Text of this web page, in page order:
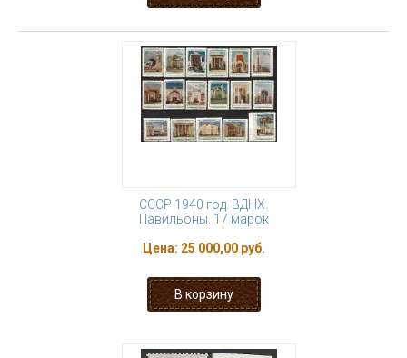
СССР 1940 год. ВДНХ.
Павильоны. 17 марок
Цена: 25 000,00 руб.